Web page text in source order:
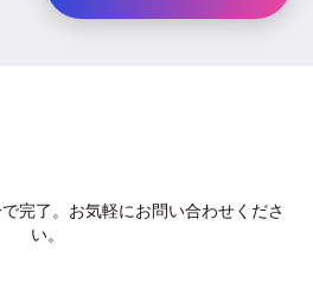
完了。お気軽にお問い合わせくださ
い。